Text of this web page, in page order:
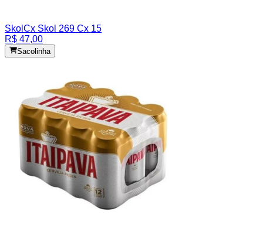
Skol Cx Skol 269 Cx 15
R$ 47,00
Sacolinha